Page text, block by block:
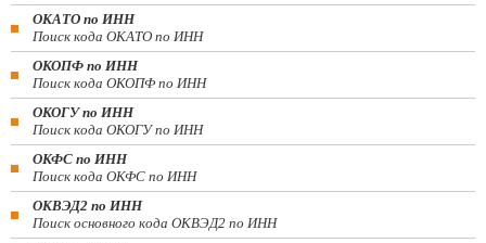
ОКАТО по ИНН
Поиск кода ОКАТО по ИНН
ОКОПФ по ИНН
Поиск кода ОКОПФ по ИНН
ОКОГУ по ИНН
Поиск кода ОКОГУ по ИНН
ОКФС по ИНН
Поиск кода ОКФС по ИНН
ОКВЭД2 по ИНН
Поиск основного кода ОКВЭД2 по ИНН